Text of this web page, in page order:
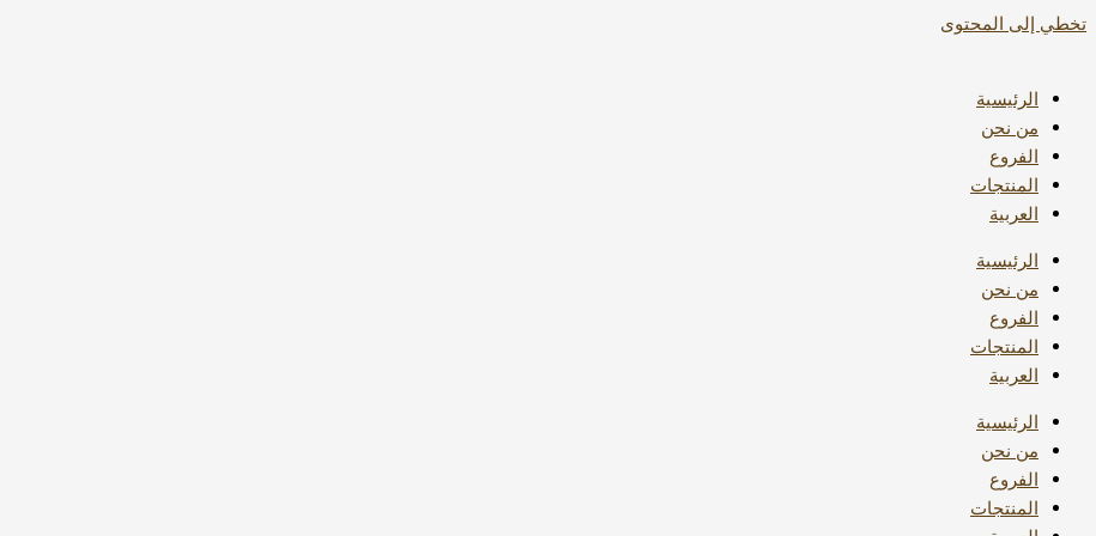
تخطي إلى المحتوى
الرئيسية
من نحن
الفروع
المنتجات
العربية
الرئيسية
من نحن
الفروع
المنتجات
العربية
الرئيسية
من نحن
الفروع
المنتجات